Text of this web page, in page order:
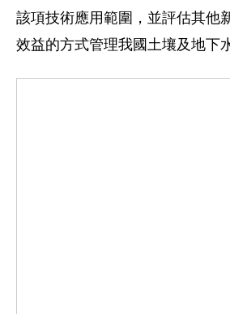
該項技術應用範圍，並評估其他
效益的方式管理我國土壤及地下